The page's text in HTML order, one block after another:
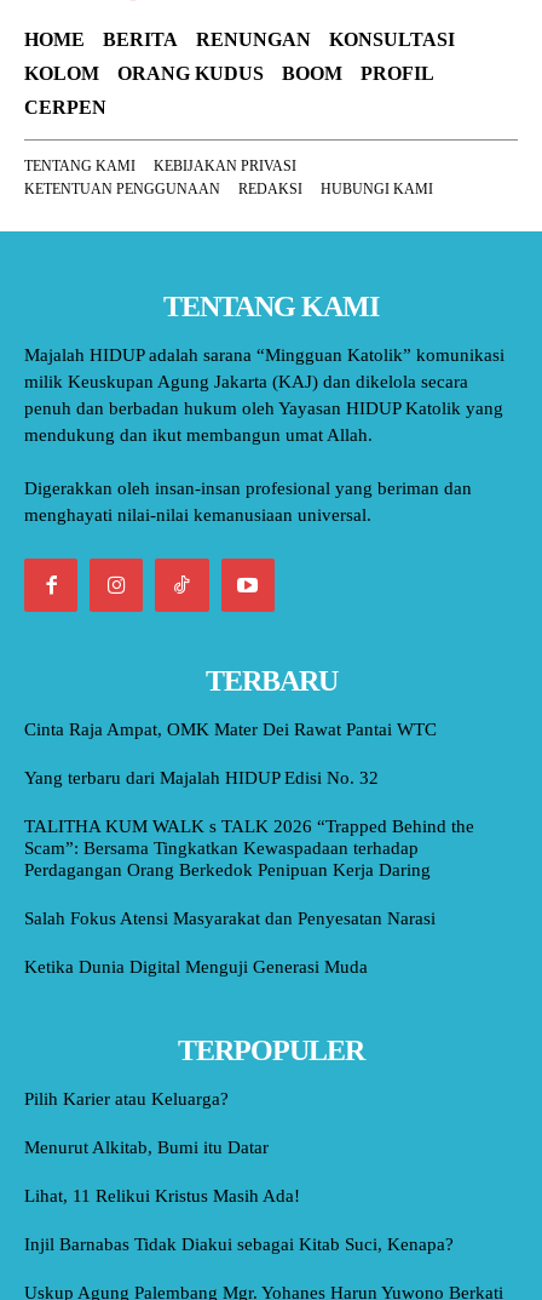
HOME BERITA RENUNGAN
KONSULTASI
KOLOM
ORANG KUDUS BOOM
PROFIL
CERPEN
TENTANG KAMI
KEBIJAKAN PRIVASI
KETENTUAN PENGGUNAAN
REDAKSI HUBUNGI KAMI
TENTANG KAMI
Majalah HIDUP adalah sarana “Mingguan Katolik” komunikasi
milik Keuskupan Agung Jakarta (KAJ) dan dikelola secara
penuh dan berbadan hukum oleh Yayasan HIDUP Katolik yang
mendukung dan ikut membangun umat Allah.
Digerakkan oleh insan-insan profesional yang beriman dan
menghayati nilai-nilai kemanusiaan universal.
TERBARU
Cinta Raja Ampat, OMK Mater Dei Rawat Pantai WTC
Yang terbaru dari Majalah HIDUP Edisi No. 32
TALITHA KUM WALK s TALK 2026 “Trapped Behind the
Scam”: Bersama Tingkatkan Kewaspadaan terhadap
Perdagangan Orang Berkedok Penipuan Kerja Daring
Salah Fokus Atensi Masyarakat dan Penyesatan Narasi
Ketika Dunia Digital Menguji Generasi Muda
TERPOPULER
Pilih Karier atau Keluarga?
Menurut Alkitab, Bumi itu Datar
Lihat, 11 Relikui Kristus Masih Ada!
Injil Barnabas Tidak Diakui sebagai Kitab Suci, Kenapa?
Uskup Agung Palembang Mgr. Yohanes Harun Yuwono Berkati